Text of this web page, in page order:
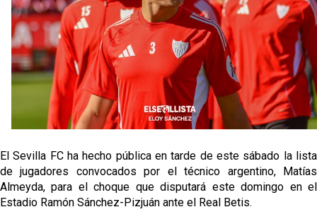
El Sevilla FC empieza a inscribir a los nuevos
fichajes
Opinión | "Carta abierta a Alberto Flores" por Rafa
García
El Sevilla oficializa el traspaso de Sow
reflejado que podemos tirar para delante y
trabajamos con ilusión
El Sevilla FC ha hecho pública en tarde de este sábado la lista
de jugadores convocados por el técnico argentino, Matías
Almeyda, para el choque que disputará este domingo en el
Estadio Ramón Sánchez-Pizjuán ante el Real Betis.